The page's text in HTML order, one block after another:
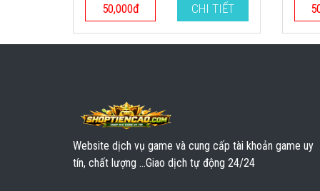
50,000đ CHI TIẾT
Website dịch vụ game và cung cấp tài khoản game uy
tín, chất lượng ...Giao dịch tự động 24/24